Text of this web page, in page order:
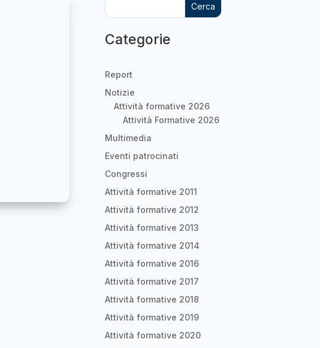
Cerca
Categorie
Report
Notizie
Attività formative 2026
Attività Formative 2026
Multimedia
Eventi patrocinati
Congressi
Attività formative 2011
Attività formative 2012
Attività formative 2013
Attività formative 2014
Attività formative 2016
Attività formative 2017
Attività formative 2018
Attività formative 2019
Attività formative 2020